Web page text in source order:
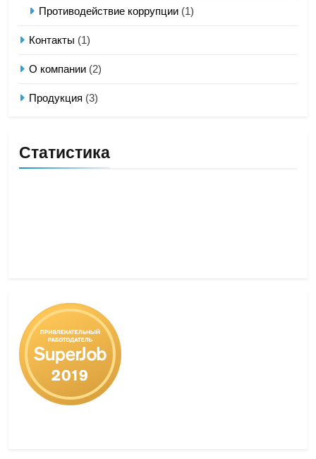
Противодействие коррупции (1)
Контакты (1)
О компании (2)
Продукция (3)
Статистика